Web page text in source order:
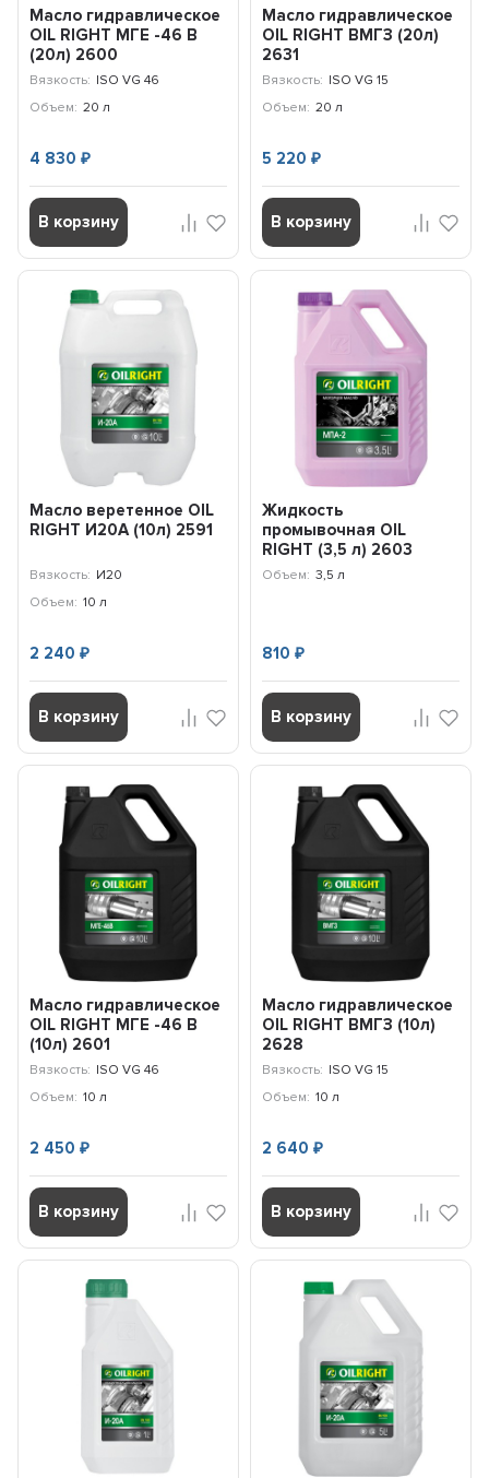
Масло гидравлическое
OIL RIGHT МГЕ -46 В
(20л) 2600
Вязкость: ISO VG 46
Объем: 20 л
4 830₽
В корзину
Масло гидравлическое
OIL RIGHT ВМГЗ (20л)
2631
Вязкость: ISO VG 15
Объем: 20 л
5 220 ₽
В корзину
Масло веретенное OIL
RIGHT И20А (10л) 2591
Вязкость: И20
Объем: 10 л
2 240₽
В корзину
Жидкость
промывочная OIL
RIGHT (3,5 л) 2603
Объем: 3,5 л
810 ₽
В корзину
Масло гидравлическое
OIL RIGHT МГЕ -46 В
(10л) 2601
Вязкость: ISO VG 46
Объем: 10 л
2 450₽
В корзину
Масло гидравлическое
OIL RIGHT ВМГЗ (10л)
2628
Вязкость: ISO VG 15
Объем: 10 л
2 640 ₽
В корзину